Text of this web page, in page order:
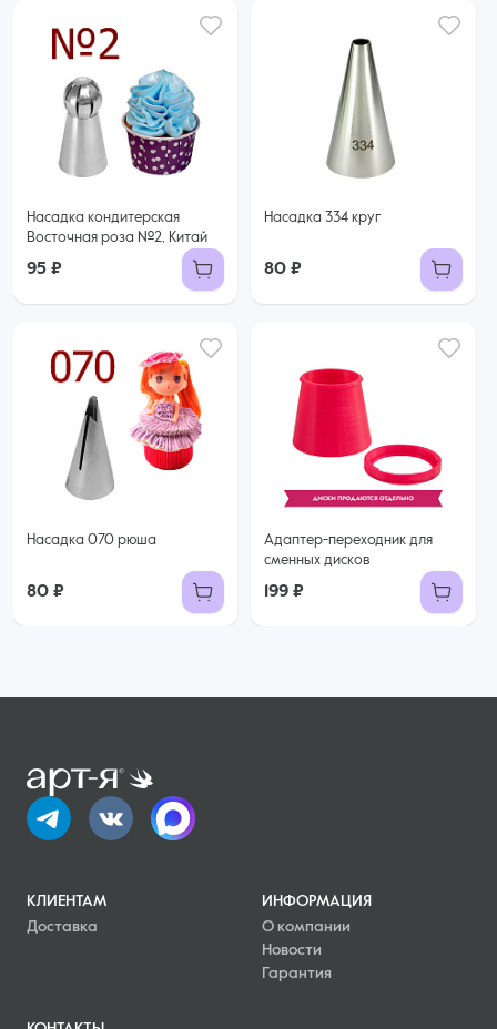
Насадка кондитерская
Восточная роза №2, Китай
95 ₽
Насадка 334 круг
80 ₽
Насадка 070 рюша
80 ₽
Адаптер-переходник для
сменных дисков
199 ₽
КЛИЕНТАМ
Доставка
ИНФОРМАЦИЯ
О компании
Новости
Гарантия